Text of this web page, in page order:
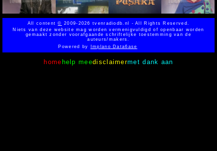
All content© 2009-2026 tvenradiodb.nl - All Rights Reserved.
Niets van deze website mag worden vermenigvuldigd of openbaar worden
gemaakt zonder voorafgaande schriftelijke toestemming van de
auteurs/makers.
Powered byImplano Data6ase
home help meedisclaimermet dank aan